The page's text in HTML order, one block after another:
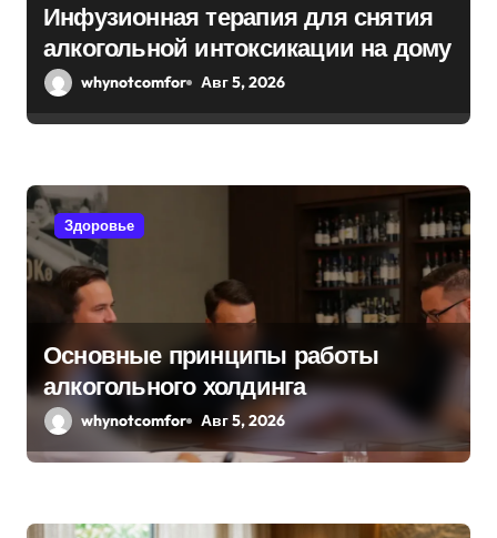
п
и
с
я
м
Инфузионная терапия для снятия
алкогольной интоксикации на дому
whynotcomfor Авг 5, 2026
Здоровье
Основные принципы работы
алкогольного холдинга
whynotcomfor Авг 5, 2026